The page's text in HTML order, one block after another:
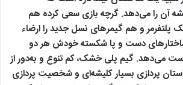
آن را می‌دهد. گرچه بازی سعی کرده هم
پلتفرمر و هم گیمرهای نسل جدید را ارضاء
ساختارهای دست و پا شکسته خودش هر دو
می‌دهد. گیم پلی خشک، کم تنوع و به‌دور از
پردازی بسیار کلیشه‌ای و شخصیت پردازی